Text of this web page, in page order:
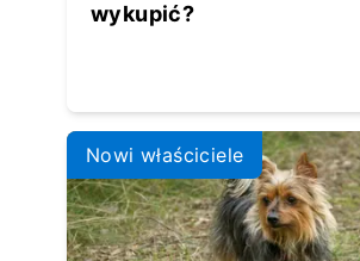
wykupić?
Nowi właściciele